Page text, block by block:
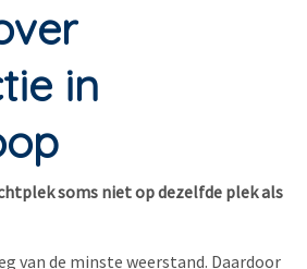
in
soms niet op dezelfde plek als
van de minste weerstand. Daardoor